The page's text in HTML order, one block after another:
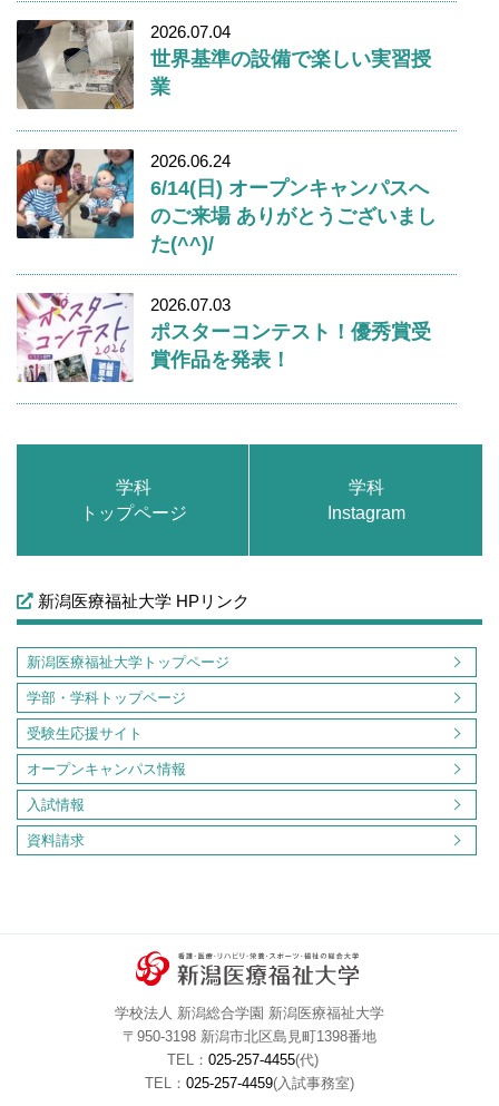
2026.07.04
世界基準の設備で楽しい実習授
業
2026.06.24
6/14(日) オープンキャンパスへ
のご来場 ありがとうございまし
た(^^)/
2026.07.03
ポスターコンテスト！優秀賞受
賞作品を発表！
学科
トップページ
学科
Instagram
新潟医療福祉大学 HPリンク
新潟医療福祉大学トップページ
学部・学科トップページ
受験生応援サイト
オープンキャンパス情報
入試情報
資料請求
学校法人 新潟総合学園 新潟医療福祉大学
〒950-3198 新潟市北区島見町1398番地
TEL： 025-257-4455(代)
TEL： 025-257-4459(入試事務室)